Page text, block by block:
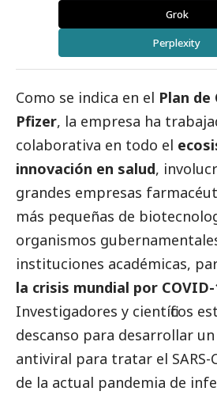
Grok
Perplexity
Como se indica en el Plan de
Pfizer, la empresa ha
colaborativa en todo el
innovación en salud,
grandes empresas
más pequeñas de
organismos
instituciones académicas,
la crisis mundial por COVID-
Investigadores y científicos
descanso para desarrollar
antiviral para tratar el SARS-
de la actual pandemia de